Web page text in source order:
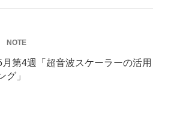
NOTE
月第4週「超音波スケーラーの活用
グ」